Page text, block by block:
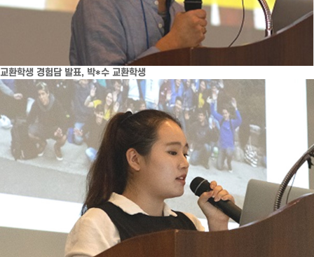
교환학생 경험담 발표, 박*수 교환학생